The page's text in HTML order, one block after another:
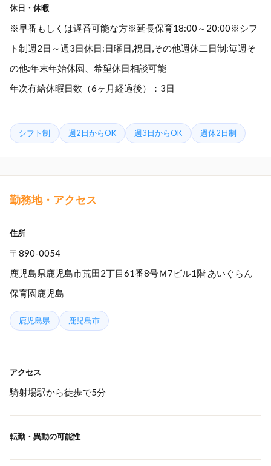
休日・休暇
※早番もしくは遅番可能な方※延長保育18:00～20:00※シフ
ト制週2日～週3日休日:日曜日,祝日,その他週休二日制:毎週そ
の他:年末年始休園、希望休日相談可能
年次有給休暇日数（6ヶ月経過後）：3日
シフト制 週2日からOK 週3日からOK 週休2日制
勤務地・アクセス
住所
〒890-0054
鹿児島県鹿児島市荒田2丁目61番8号Ｍ7ビル1階 あいぐらん
保育園鹿児島
鹿児島県 鹿児島市
アクセス
騎射場駅から徒歩で5分
転勤・異動の可能性